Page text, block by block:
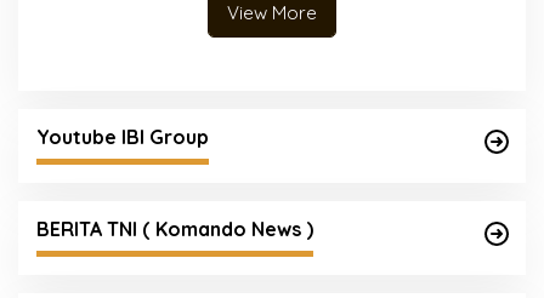
View More
Youtube IBI Group
BERITA TNI ( Komando News )